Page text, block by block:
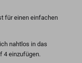
für einen einfachen
nahtlos in das
4 einzufügen.